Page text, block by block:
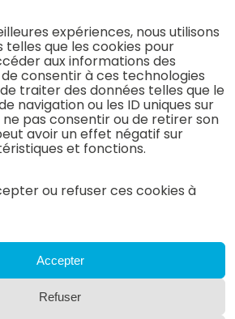
expériences, nous utilisons
telles que les cookies pour
aux informations des
consentir à ces technologies
traiter des données telles que le
navigation ou les ID uniques sur
ne pas consentir ou de retirer son
avoir un effet négatif sur
et fonctions.
ou refuser ces cookies à
Accepter
Refuser
(Chirurgie &
Orthopédie)
Dentisterie &
ORL
L’Équipe
Dentisterie &
ORL
(Dentisterie &
ORL)
L’Équipe
Hospitalisation
En Savoir Plus
(Hospitalisation)
Médecine
Interne
En Savoir
Plus
(Médecine
Interne)
Neurologie
Neurologie
(Neurologie)